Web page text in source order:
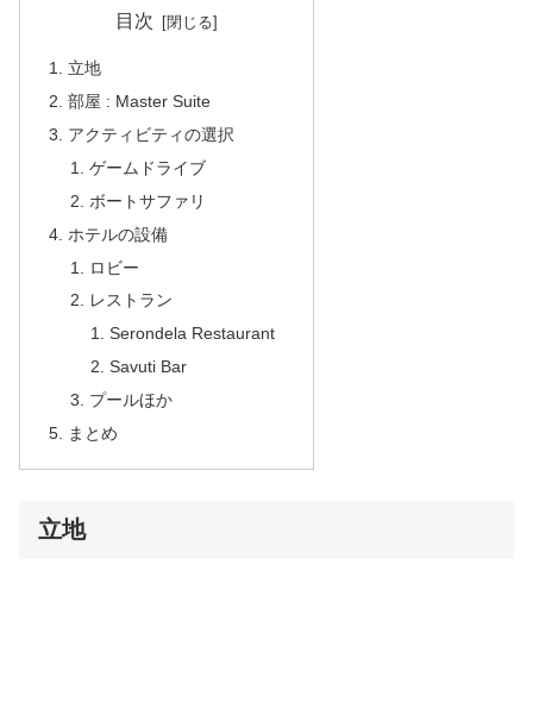
目次
立地
部屋 : Master Suite
アクティビティの選択
ゲームドライブ
ボートサファリ
ホテルの設備
ロビー
レストラン
Serondela Restaurant
Savuti Bar
プールほか
まとめ
立地